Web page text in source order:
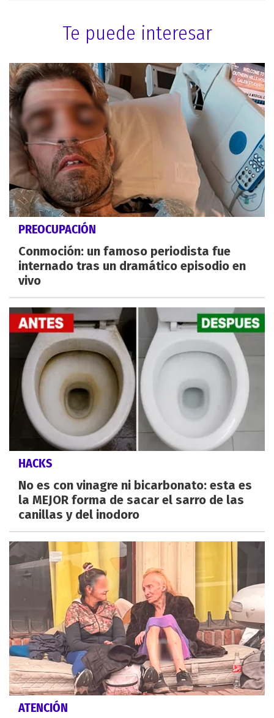
Te puede interesar
PREOCUPACIÓN
Conmoción: un famoso periodista fue
internado tras un dramático episodio en
vivo
HACKS
No es con vinagre ni bicarbonato: esta es
la MEJOR forma de sacar el sarro de las
canillas y del inodoro
ATENCIÓN